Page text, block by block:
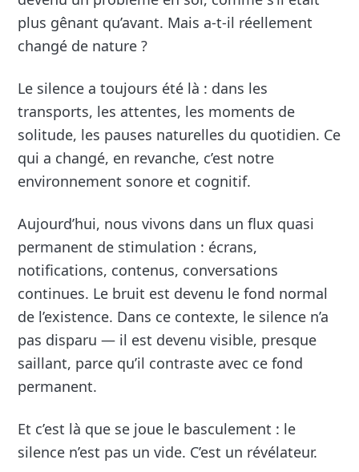
plus gênant qu’avant. Mais a-t-il réellement
changé de nature ?
Le silence a toujours été là : dans les
transports, les attentes, les moments de
solitude, les pauses naturelles du quotidien. Ce
qui a changé, en revanche, c’est notre
environnement sonore et cognitif.
Aujourd’hui, nous vivons dans un flux quasi
permanent de stimulation : écrans,
notifications, contenus, conversations
continues. Le bruit est devenu le fond normal
de l’existence. Dans ce contexte, le silence n’a
pas disparu — il est devenu visible, presque
saillant, parce qu’il contraste avec ce fond
permanent.
Et c’est là que se joue le basculement : le
silence n’est pas un vide. C’est un révélateur.